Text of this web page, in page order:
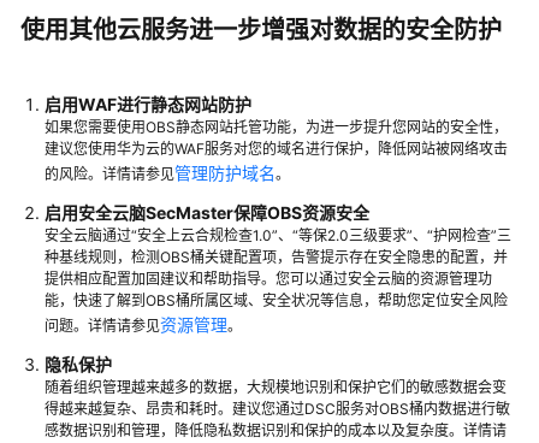
面
向
场
景
使
用
Turbo
的
存
储
加
速
实
践
使用其他云服务进一步增强对数据的安全防护
启用WAF进行静态网站防护
如果您需要使用OBS静态网站托管功能，为进一步提升您网站的安全性，
建议您使用华为云的WAF服务对您的域名进行保护，降低网站被网络攻击
的风险。详情请参见管理防护域名。
启用安全云脑SecMaster保障OBS资源安全
安全云脑通过“安全上云合规检查1.0”、“等保2.0三级要求”、“护网检查”三
种基线规则，检测OBS桶关键配置项，告警提示存在安全隐患的配置，并
提供相应配置加固建议和帮助指导。您可以通过安全云脑的资源管理功
能，快速了解到OBS桶所属区域、安全状况等信息，帮助您定位安全风险
问题。详情请参见资源管理。
隐私保护
随着组织管理越来越多的数据，大规模地识别和保护它们的敏感数据会变
得越来越复杂、昂贵和耗时。建议您通过DSC服务对OBS桶内数据进行敏
感数据识别和管理，降低隐私数据识别和保护的成本以及复杂度。详情请